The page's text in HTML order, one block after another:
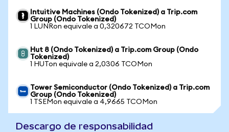
Intuitive Machines (Ondo Tokenized) a Trip.com
Group (Ondo Tokenized)
1 LUNRon equivale a 0,320672 TCOMon
Hut 8 (Ondo Tokenized) a Trip.com Group (Ondo
Tokenized)
1 HUTon equivale a 2,0306 TCOMon
Tower Semiconductor (Ondo Tokenized) a Trip.com
Group (Ondo Tokenized)
1 TSEMon equivale a 4,9665 TCOMon
Descargo de responsabilidad